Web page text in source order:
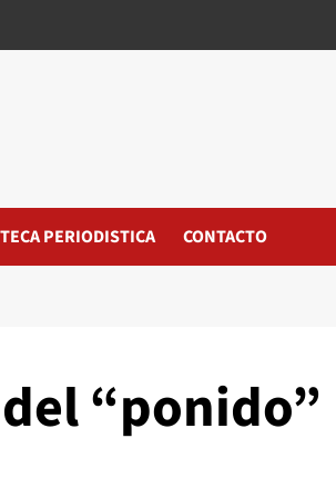
PERIODISTICA CONTACTO
“ponido”